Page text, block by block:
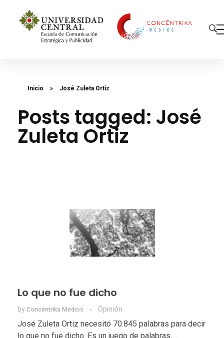
Inicio » José Zuleta Ortiz
Posts tagged: José
Zuleta Ortiz
Lo que no fue dicho
by Concéntrika Medios Opinión
José Zuleta Ortiz necesitó 70.845 palabras para decir
lo que no fue dicho. Es un juego de palabras, ...